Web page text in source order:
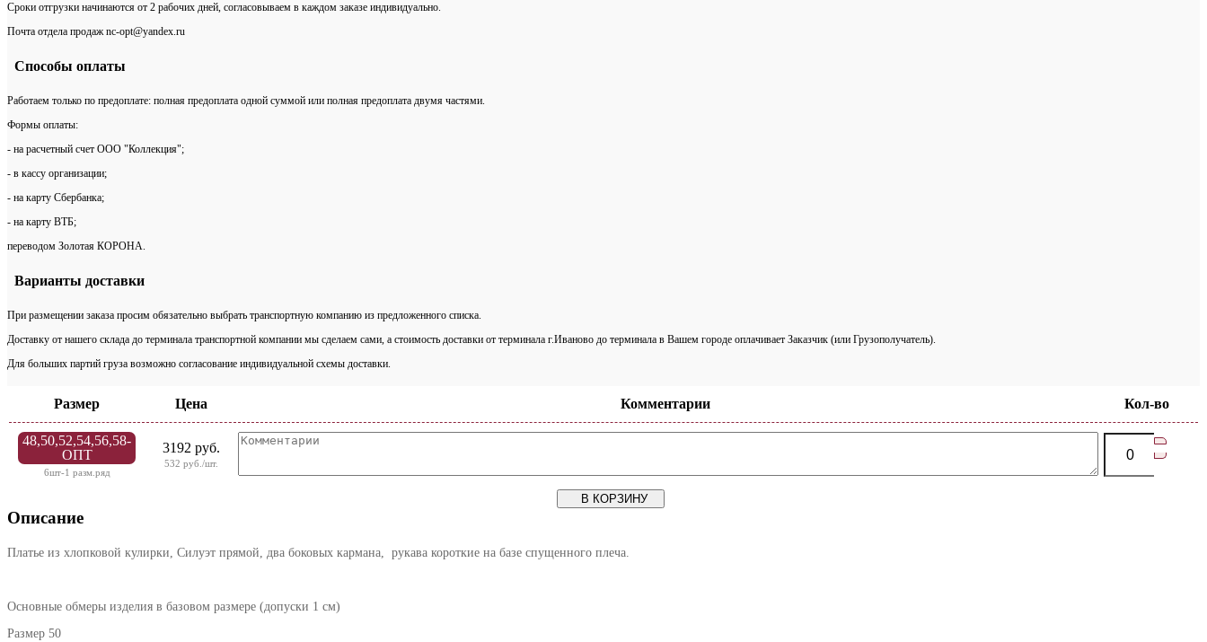
Сроки отгрузки начинаются от 2 рабочих дней, согласовываем в каждом заказе индивидуально.
Почта отдела продаж nc-opt@yandex.ru
Способы оплаты
Работаем только по предоплате: полная предоплата одной суммой или полная предоплата двумя частями.
Формы оплаты:
- на расчетный счет ООО "Коллекция";
- в кассу организации;
- на карту Сбербанка;
- на карту ВТБ;
переводом Золотая КОРОНА.
Варианты доставки
При размещении заказа просим обязательно выбрать транспортную компанию из предложенного списка.
Доставку от нашего склада до терминала транспортной компании мы сделаем сами, а стоимость доставки от терминала г.Иваново до терминала в Вашем городе оплачивает Заказчик (или Грузополучатель).
Для больших партий груза возможно согласование индивидуальной схемы доставки.
Размер Цена Комментарии Кол-во
48,50,52,54,56,58-
ОПТ
6шт-1 разм.ряд
3192 руб.
532 руб./шт.
В КОРЗИНУ
Описание
Платье из хлопковой кулирки, Силуэт прямой, два боковых кармана, рукава короткие на базе спущенного плеча.
Основные обмеры изделия в базовом размере (допуски 1 см)
Размер 50